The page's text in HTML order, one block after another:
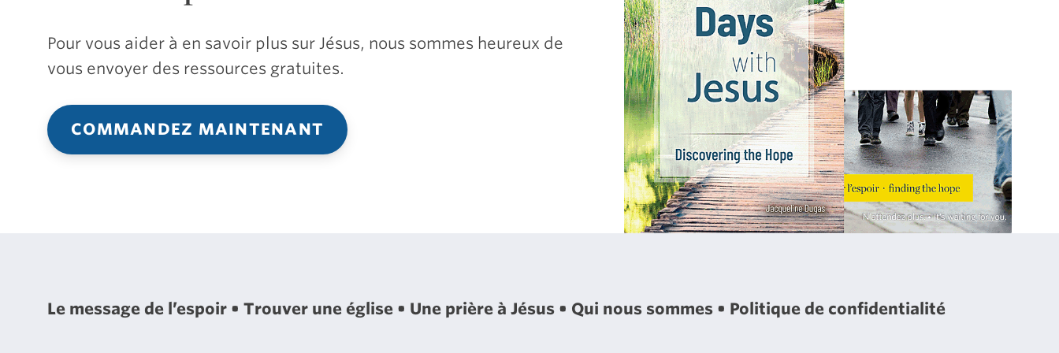
Pour vous aider à en savoir plus sur Jésus, nous sommes heureux de
vous envoyer des ressources gratuites.
COMMANDEZ MAINTENANT
Le message de l’espoir Trouver une église Une prière à Jésus Qui nous sommes Politique de confidentialité